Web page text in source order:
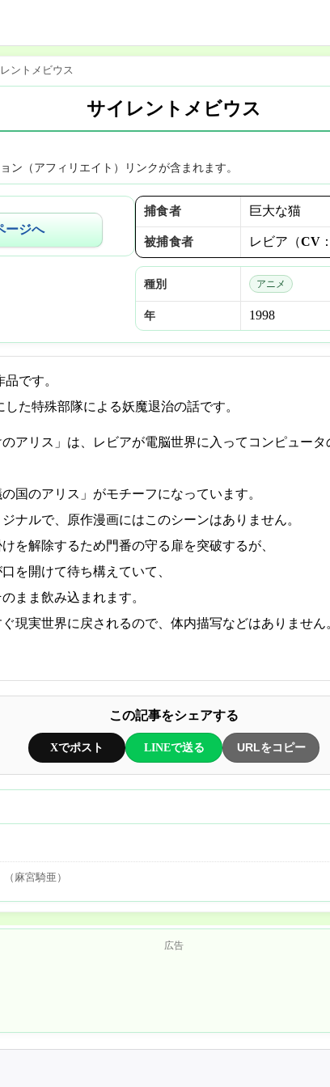
ントメビウス
サイレントメビウス
ン（アフィリエイト）リンクが含まれます。
ージへ
捕食者 巨大な猫
被捕食者 レビア（CV
種別 アニメ
年 1998
です。
た特殊部隊による妖魔退治の話です。
アリス」は、レビアが電脳世界に入ってコンピュータ
国のアリス」がモチーフになっています。
ナルで、原作漫画にはこのシーンはありません。
を解除するため門番の守る扉を突破するが、
を開けて待ち構えていて、
まま飲み込まれます。
現実世界に戻されるので、体内描写などはありません
この記事をシェアする
Xでポスト LINEで送る URLをコピー
（麻宮騎亜）
広告